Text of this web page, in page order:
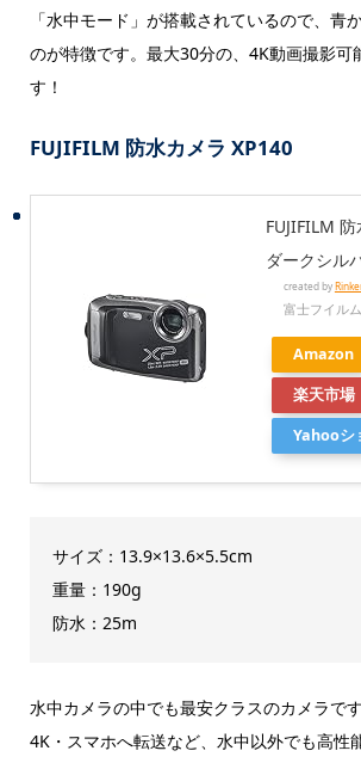
「水中モード」が搭載されているので、青
のが特徴です。最大30分の、4K動画撮影可
す！
FUJIFILM 防水カメラ XP140
FUJIFILM
ダークシル
created by
富士フイルム
Amazon
楽天市場
Yahooシ
サイズ：13.9×13.6×5.5cm
重量：190g
防水：25m
水中カメラの中でも最安クラスのカメラで
4K・スマホへ転送など、水中以外でも高性